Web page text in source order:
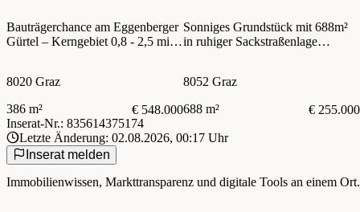
Bauträgerchance am Eggenberger
Gürtel – Kerngebiet 0,8 - 2,5 mit
8020 Graz
386 m²
€ 548.000
Sonniges Grundstück mit 688m²
in ruhiger Sackstraßenlage
8052 Graz
688 m²
€ 255.000
Inserat-Nr.: 835614375174
Letzte Änderung: 02.08.2026, 00:17 Uhr
Inserat melden
Immobilienwissen, Markttransparenz und digitale Tools an einem Ort.